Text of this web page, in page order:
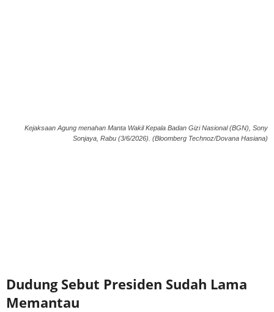
Kejaksaan Agung menahan Manta Wakil Kepala Badan Gizi Nasional (BGN), Sony
Sonjaya, Rabu (3/6/2026). (Bloomberg Technoz/Dovana Hasiana)
Dudung Sebut Presiden Sudah Lama
Memantau